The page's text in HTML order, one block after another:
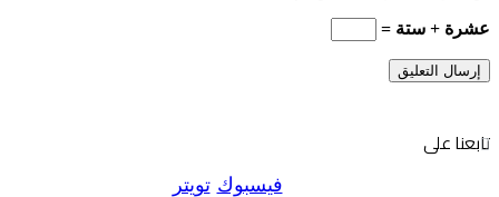
عشرة + ستة =
تابعنا على
فيسبوك تويتر